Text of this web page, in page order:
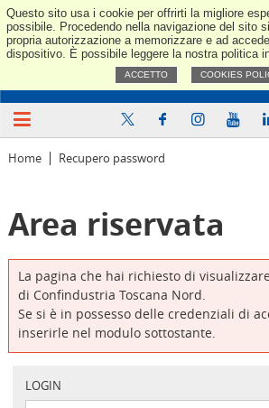
Questo sito usa i cookie per offrirti la migliore
possibile. Procedendo nella navigazione del sito
propria autorizzazione a memorizzare e ad
dispositivo. È possibile leggere la nostra politica
ACCETTO COOKIES
Home Recupero password
Area riservata
La pagina che hai richiesto di
di Confindustria Toscana Nord.
Se si è in possesso delle credenziali di
inserirle nel modulo sottostante.
LOGIN